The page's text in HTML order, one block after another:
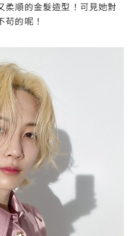
柔順的金髮造型！可見她對
苟的呢！